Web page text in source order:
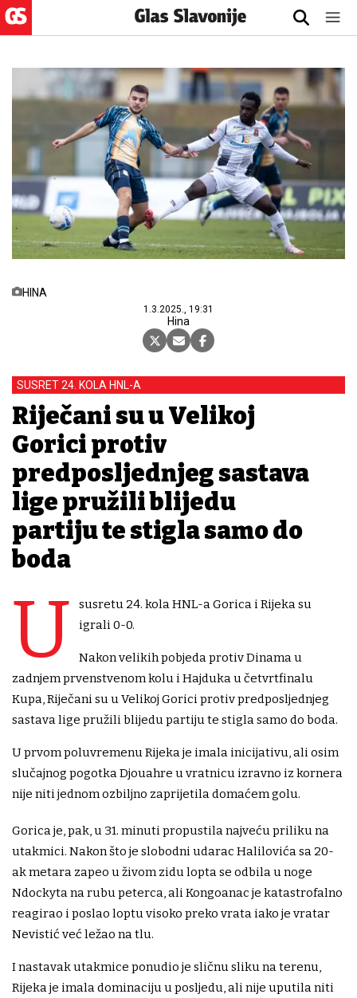
HINA
1.3.2025., 19:31
Hina
SUSRET 24. KOLA HNL-A
Riječani su u Velikoj
Gorici protiv
predposljednjeg sastava
lige pružili blijedu
partiju te stigla samo do
boda
U
susretu 24. kola HNL-a Gorica i Rijeka su
igrali 0-0.
Nakon velikih pobjeda protiv Dinama u
zadnjem prvenstvenom kolu i Hajduka u četvrtfinalu
Kupa, Riječani su u Velikoj Gorici protiv predposljednjeg
sastava lige pružili blijedu partiju te stigla samo do boda.
U prvom poluvremenu Rijeka je imala inicijativu, ali osim
slučajnog pogotka Djouahre u vratnicu izravno iz kornera
nije niti jednom ozbiljno zaprijetila domaćem golu.
Gorica je, pak, u 31. minuti propustila najveću priliku na
utakmici. Nakon što je slobodni udarac Halilovića sa 20-
ak metara zapeo u živom zidu lopta se odbila u noge
Ndockyta na rubu peterca, ali Kongoanac je katastrofalno
reagirao i poslao loptu visoko preko vrata iako je vratar
Nevistić već ležao na tlu.
I nastavak utakmice ponudio je sličnu sliku na terenu,
Rijeka je imala dominaciju u posljedu, ali nije uputila niti